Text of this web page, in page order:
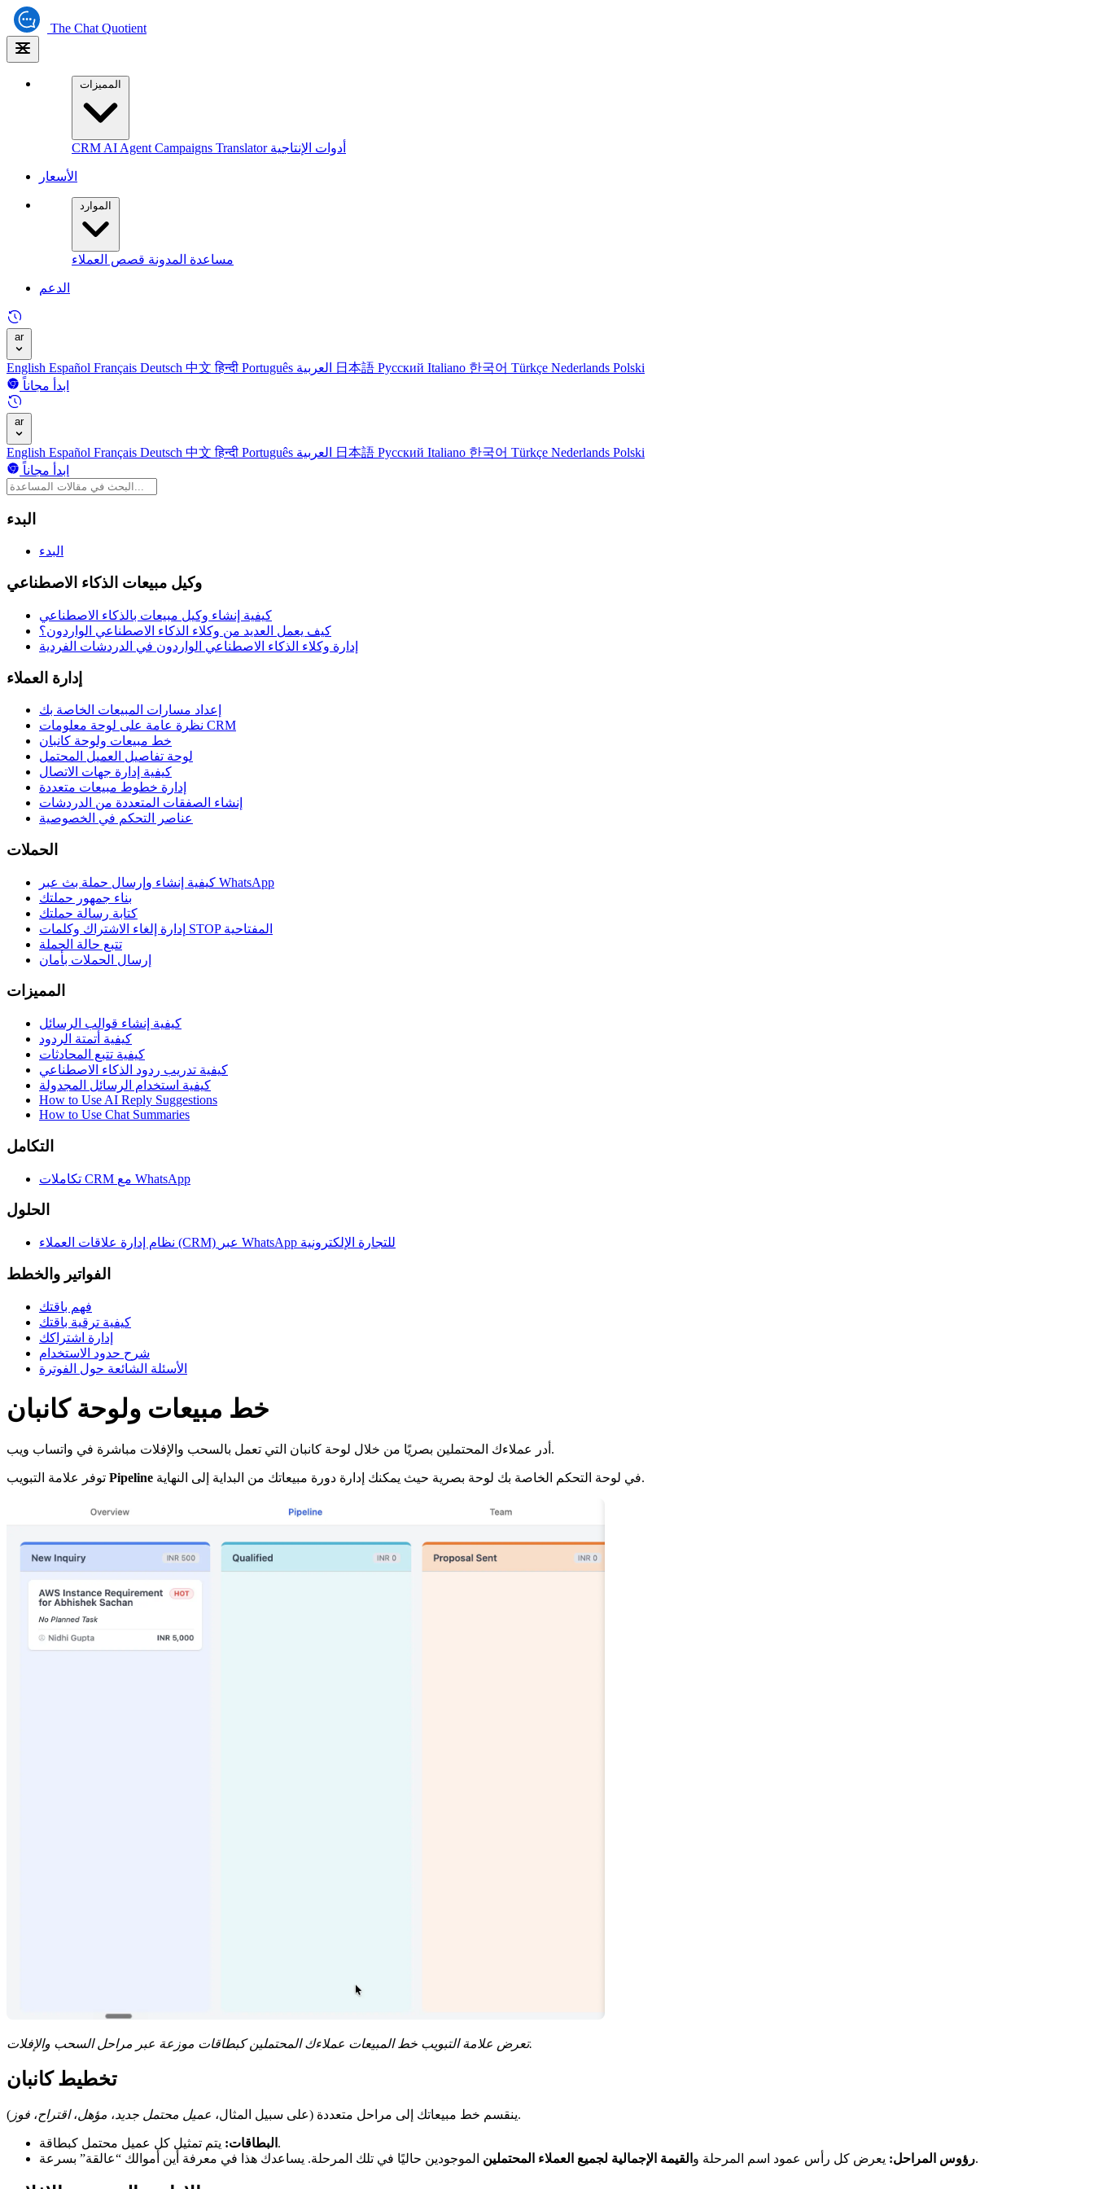
The Chat Quotient
المميزات
CRM AI Agent Campaigns Translator أدوات الإنتاجية
الأسعار
الموارد
مساعدة المدونة قصص العملاء
الدعم
ar
English Español Français Deutsch 中文हिन्दी Português 日本語 Русский Italiano 한국어 Türkçe Nederlands Polski
ابدأ مجاناً
ar
English Español Français Deutsch 中文हिन्दी Português 日本語 Русский Italiano 한국어 Türkçe Nederlands Polski
ابدأ مجاناً
البدء
البدء
وكيل مبيعات الذكاء الاصطناعي
كيفية إنشاء وكيل مبيعات بالذكاء الاصطناعي
كيف يعمل العديد من وكلاء الذكاء الاصطناعي الواردون؟
إدارة وكلاء الذكاء الاصطناعي الواردون في الدردشات الفردية
إدارة العملاء
إعداد مسارات المبيعات الخاصة بك
نظرة عامة على لوحة معلومات CRM
خط مبيعات ولوحة كانبان
لوحة تفاصيل العميل المحتمل
كيفية إدارة جهات الاتصال
إدارة خطوط مبيعات متعددة
إنشاء الصفقات المتعددة من الدردشات
عناصر التحكم في الخصوصية
الحملات
كيفية إنشاء وإرسال حملة بث عبر WhatsApp
بناء جمهور حملتك
كتابة رسالة حملتك
إدارة إلغاء الاشتراك وكلمات STOP المفتاحية
تتبع حالة الحملة
إرسال الحملات بأمان
المميزات
كيفية إنشاء قوالب الرسائل
كيفية أتمتة الردود
كيفية تتبع المحادثات
كيفية تدريب ردود الذكاء الاصطناعي
كيفية استخدام الرسائل المجدولة
How to Use AI Reply Suggestions
How to Use Chat Summaries
التكامل
تكاملات CRM مع WhatsApp
الحلول
نظام إدارة علاقات العملاء (CRM) عبر WhatsApp للتجارة الإلكترونية
الفواتير والخطط
فهم باقتك
كيفية ترقية باقتك
إدارة اشتراكك
شرح حدود الاستخدام
الأسئلة الشائعة حول الفوترة
خط مبيعات ولوحة كانبان
أدر عملاءك المحتملين بصريًا من خلال لوحة كانبان التي تعمل بالسحب والإفلات مباشرة في واتساب ويب.
Pipeline في لوحة التحكم الخاصة بك لوحة بصرية حيث يمكنك إدارة دورة مبيعاتك من البداية إلى النهاية.
تعرض علامة التبويب خط المبيعات عملاءك المحتملين كبطاقات موزعة عبر مراحل السحب والإفلات.
تخطيط كانبان
ينقسم خط مبيعاتك إلى مراحل متعددة (على سبيل المثال، عميل محتمل جديد، مؤهل،اقتراح، فوز ).
البطاقات: يتم تمثيل كل عميل محتمل كبطاقة.
رؤوس المراحل: يعرض كل رأس عمود اسم المرحلة و القيمة الإجمالية لجميع العملاء المحتملين الموجودين حاليًا في تلك المرحلة. يساعدك هذا في معرفة أين أموالك “عالقة” بسرعة.